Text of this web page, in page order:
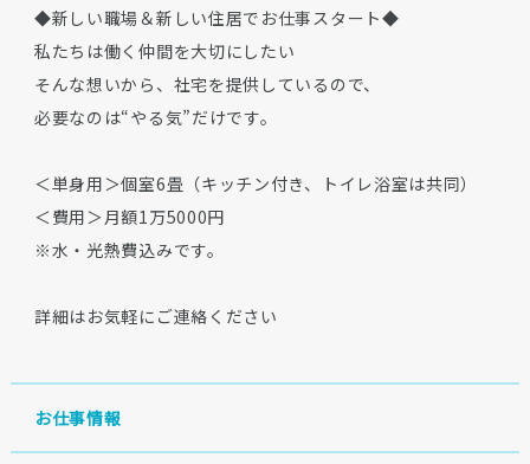
◆新しい職場＆新しい住居でお仕事スタート◆
私たちは働く仲間を大切にしたい
そんな想いから、社宅を提供しているので、
必要なのは“やる気”だけです。
＜単身用＞個室6畳（キッチン付き、トイレ浴室は共同）
＜費用＞月額1万5000円
※水・光熱費込みです。
詳細はお気軽にご連絡ください
お仕事情報